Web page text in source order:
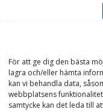
För att ge dig den bästa
lagra och/eller hämta
kan vi behandla data,
webbplatsens
samtycke kan det leda till
GARANTI
l, bredd 2550 mm,